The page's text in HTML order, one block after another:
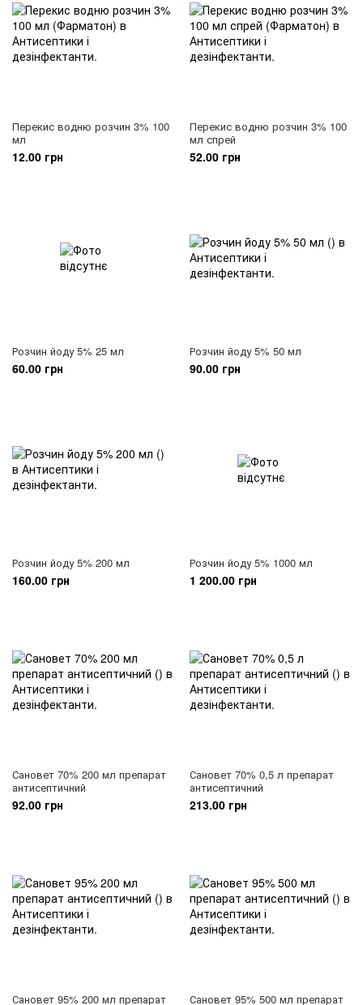
Перекис водню розчин 3% 100
мл
12.00 грн
Перекис водню розчин 3% 100
мл спрей
52.00 грн
Розчин йоду 5% 25 мл
60.00 грн
Розчин йоду 5% 50 мл
90.00 грн
Розчин йоду 5% 200 мл
160.00 грн
Розчин йоду 5% 1000 мл
1 200.00 грн
Сановет 70% 200 мл препарат
антисептичний
92.00 грн
Сановет 70% 0,5 л препарат
антисептичний
213.00 грн
Сановет 95% 200 мл препарат
Сановет 95% 500 мл препарат